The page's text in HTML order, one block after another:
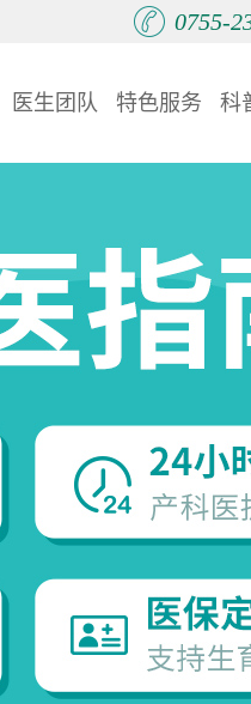
0755-
医生团队 特色服务 科